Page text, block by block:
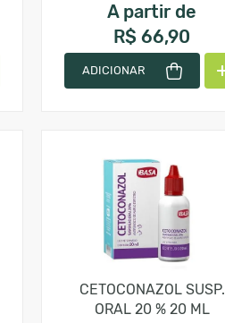
A partir de
R$ 66,90
ADICIONAR
CETOCONAZOL SUSP.
ORAL 20 % 20 ML